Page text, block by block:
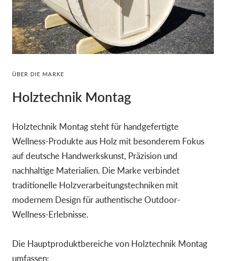
ÜBER DIE MARKE
Holztechnik Montag
Holztechnik Montag steht für handgefertigte
Wellness-Produkte aus Holz mit besonderem Fokus
auf deutsche Handwerkskunst, Präzision und
nachhaltige Materialien. Die Marke verbindet
traditionelle Holzverarbeitungstechniken mit
modernem Design für authentische Outdoor-
Wellness-Erlebnisse.
Die Hauptproduktbereiche von Holztechnik Montag
umfassen: